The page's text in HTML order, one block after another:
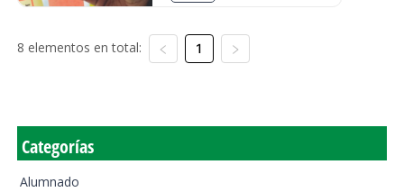
8 elementos en total: 1
Categorías
Alumnado